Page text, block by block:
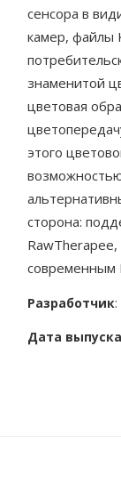
сенсора в
камер, файлы
знаменитой
цветовая
этого
сторона:
современным
Разработчик:
Дата выпуска